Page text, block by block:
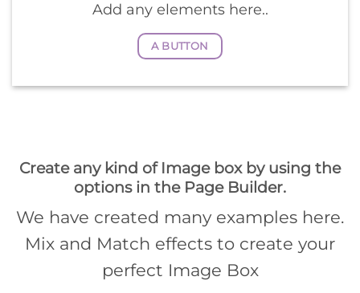
Add any elements here..
A BUTTON
Create any kind of Image box by using the
options in the Page Builder.
We have created many examples here.
Mix and Match effects to create your
perfect Image Box